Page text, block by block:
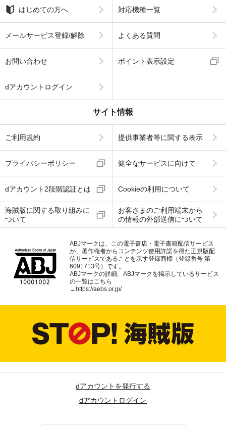
はじめての方へ 対応機種一覧
メールサービス登録/解除 よくある質問
お問い合わせ ポイント表示設定
dアカウントログイン
サイト情報
ご利用規約 提供事業者等に関する表示
プライバシーポリシー 健全なサービスに向けて
dアカウント2段階認証とは Cookieの利用について
海賊版に関する取り組みに
ついて
お客さまのご利用端末から
の情報の外部送信について
ABJマークは、この電子書店・電子書籍配信サービス
が、著作権者からコンテンツ使用許諾を得た正規版配
信サービスであることを示す登録商標（登録番号 第
6091713号）です。
ABJマークの詳細、ABJマークを掲示しているサービス
の一覧はこちら
→ https://aebs.or.jp/
dアカウントを発行する
dアカウントログイン